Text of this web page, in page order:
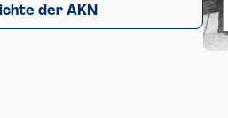
der AKN